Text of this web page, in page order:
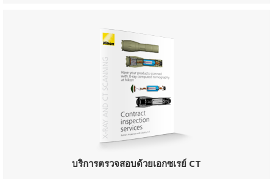
บริการตรวจสอบด้วยเอกซเรย์ CT